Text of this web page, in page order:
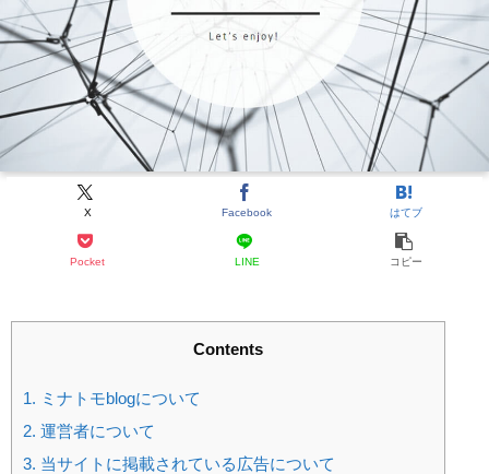
X Facebook はてブ
Pocket LINE コピー
Contents
1. ミナトモblogについて
2. 運営者について
3. 当サイトに掲載されている広告について